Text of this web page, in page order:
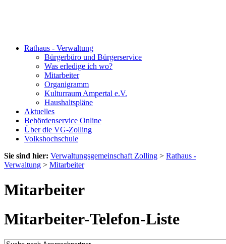
Rathaus - Verwaltung
Bürgerbüro und Bürgerservice
Was erledige ich wo?
Mitarbeiter
Organigramm
Kulturraum Ampertal e.V.
Haushaltspläne
Aktuelles
Behördenservice Online
Über die VG-Zolling
Volkshochschule
Sie sind hier: Verwaltungsgemeinschaft Zolling > Rathaus -
Verwaltung > Mitarbeiter
Mitarbeiter
Mitarbeiter-Telefon-Liste